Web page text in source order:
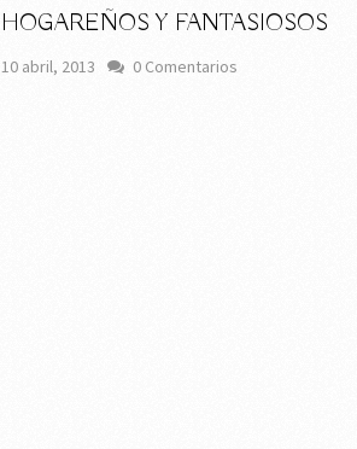
HOGAREÑOS Y FANTASIOSOS
10 abril, 2013 0 Comentarios